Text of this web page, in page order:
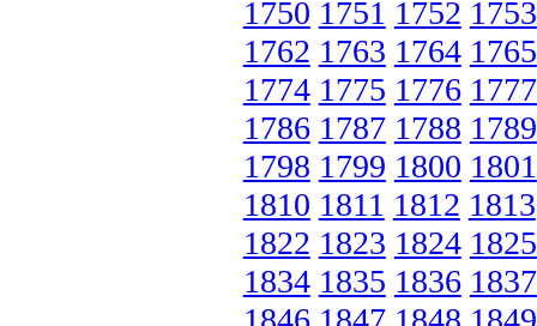
1750 1751 1752 1753
1762 1763 1764 1765
1774 1775 1776 1777
1786 1787 1788 1789
1798 1799 1800 1801
1810 1811 1812 1813
1822 1823 1824 1825
1834 1835 1836 1837